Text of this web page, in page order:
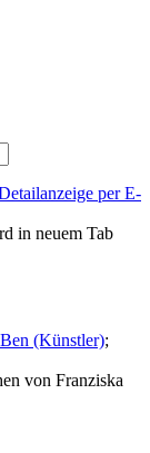
per E-
in neuem Tab
(Künstler);
von Franziska